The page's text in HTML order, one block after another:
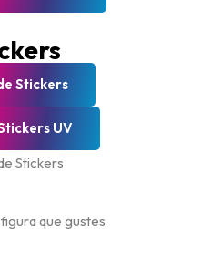
Stickers
UV
Stickers
que gustes